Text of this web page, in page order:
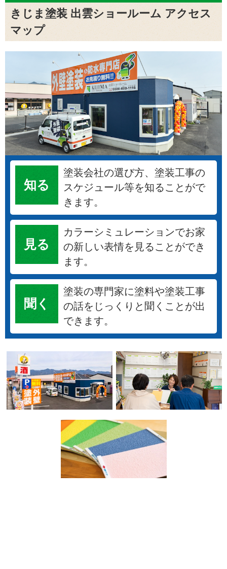
きじま塗装 出雲ショールーム アクセス
マップ
知る
塗装会社の選び方、塗装工事の
スケジュール等を知ることがで
きます。
見る
カラーシミュレーションでお家
の新しい表情を見ることができ
ます。
聞く
塗装の専門家に塗料や塗装工事
の話をじっくりと聞くことが出
できます。